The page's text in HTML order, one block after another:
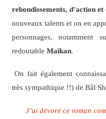
rebondissements, d’action et
nouveaux talents et on en
personnages, notamment
redoutable Maïkan.
On fait également
très sympathique !!) de Bâl
J’ai dévoré ce roman